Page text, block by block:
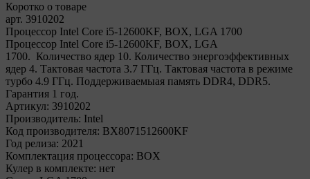
Коротко о товаре
арт. 3910202
Процессор Intel Core i5-12600KF, BOX, LGA 1700
Процессор Intel Core i5-12600KF, BOX, LGA
1700. Количество ядер 10. Количество энергоэффективных
ядер 4. Тактовая частота 3.7 ГГц. Тактовая частота в режиме
турбо 4.9 ГГц. Поддерживаемыая память DDR4, DDR5.
Гарантия 1 год.
Артикул: 3910202
Производитель: Intel
Код производителя: BX8071512600KF
Год релиза: 2021
Комплектация процессора: BOX
Кулер в комплекте: нет